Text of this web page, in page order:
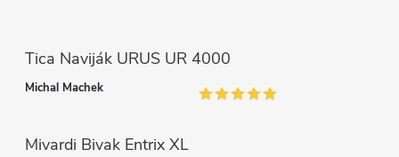
Tica Naviják URUS UR 4000
Michal Machek
Mivardi Bivak Entrix XL